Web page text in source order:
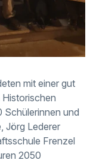
mit einer gut
Schülerinnen und
Jörg Lederer
Frenzel
2050